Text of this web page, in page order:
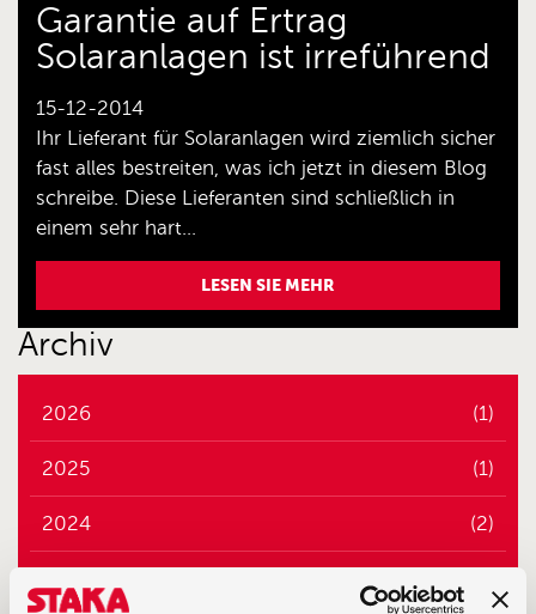
Garantie auf Ertrag
Solaranlagen ist irreführend
15-12-2014
Ihr Lieferant für Solaranlagen wird ziemlich sicher
fast alles bestreiten, was ich jetzt in diesem Blog
schreibe. Diese Lieferanten sind schließlich in
einem sehr hart...
LESEN SIE MEHR
Archiv
2026 (1)
2025 (1)
2024 (2)